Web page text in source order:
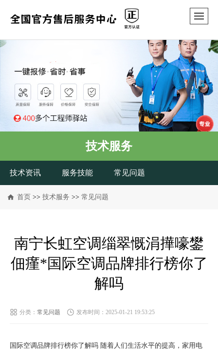
技术服务
技术资讯 服务技能 常见问题
首页 >> 技术服务 >> 常见问题
南宁长虹空调缁翠慨涓撶嚎鐢
佃瘽*国际空调品牌排行榜你了
解吗
分类： 常见问题 发布时间：2025-01-21 19:53:25
国际空调品牌排行榜你了解吗 随着人们生活水平的提高，家用电